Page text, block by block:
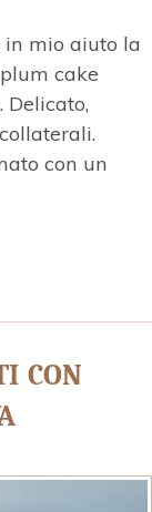
in mio aiuto la
cake
con un
con